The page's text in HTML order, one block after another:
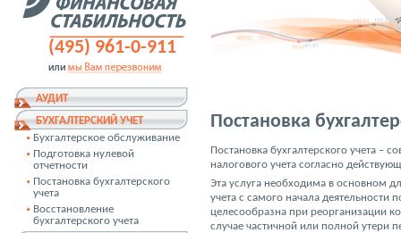
(495) 961-0-911
АУДИТ
БУХГАЛТЕРСКИЙ УЧЕТ
Бухгалтерское обслуживание
Подготовка нулевой
отчетности
Постановка бухгалтерского
учета
Восстановление
бухгалтерского учета
Постановка
Постановка бухгалтерского учета –
налогового учета согласно
Эта услуга необходима в основном
учета с самого начала
целесообразна при реорганизации
случае частичной или полной утери